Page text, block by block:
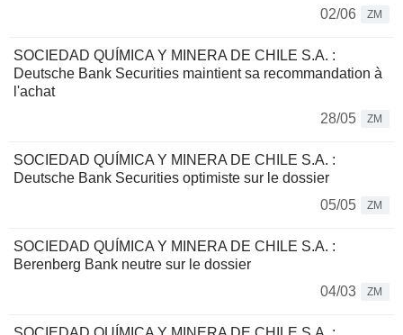
02/06
ZM
SOCIEDAD QUÍMICA Y MINERA DE CHILE S.A. :
Deutsche Bank Securities maintient sa recommandation à
l'achat
28/05
ZM
SOCIEDAD QUÍMICA Y MINERA DE CHILE S.A. :
Deutsche Bank Securities optimiste sur le dossier
05/05
ZM
SOCIEDAD QUÍMICA Y MINERA DE CHILE S.A. :
Berenberg Bank neutre sur le dossier
04/03
ZM